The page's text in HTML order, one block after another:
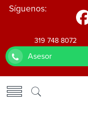
Síguenos:
319 748 8072
Asesor